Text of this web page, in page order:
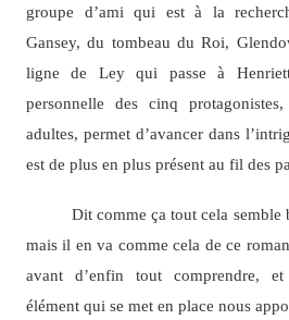
groupe d’ami qui est à la
Gansey, du tombeau du Roi,
ligne de Ley qui passe à
personnelle des cinq
adultes, permet d’avancer dans
est de plus en plus présent au fil des
Dit comme ça tout cela semble
mais il en va comme cela de ce
avant d’enfin tout comprendre,
élément qui se met en place nous